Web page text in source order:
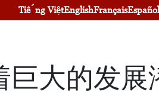
Tiếng ViệtEnglishFrançaisEspañol
大的发展